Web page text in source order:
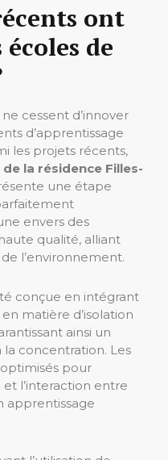
ont
de
cessent d’innover
d’apprentissage
les projets récents,
la résidence Filles-
une étape
envers des
qualité, alliant
l’environnement.
conçue en intégrant
matière d’isolation
ainsi un
concentration. Les
pour
l’interaction entre
apprentissage